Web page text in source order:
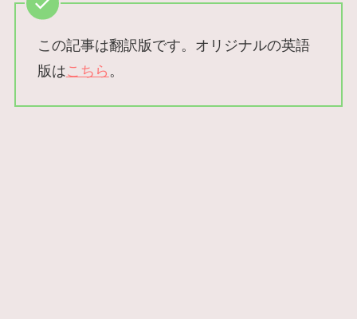
この記事は翻訳版です。オリジナルの英語
版はこちら 。